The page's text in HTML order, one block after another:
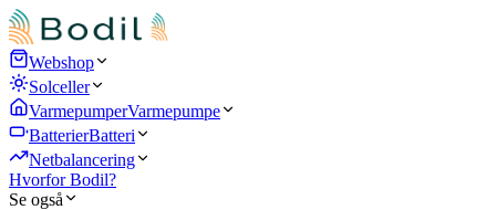
Webshop
Solceller
VarmepumperVarmepumpe
BatterierBatteri
Netbalancering
Hvorfor Bodil?
Se også